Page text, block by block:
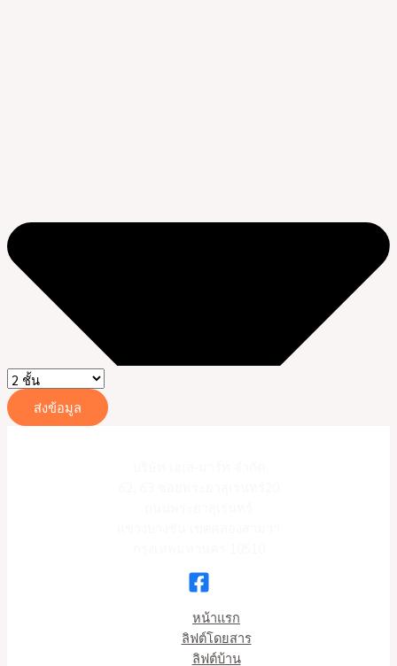
ส่งข้อมูล
หน้าแรก
ลิฟต์โดยสาร
ลิฟต์บ้าน